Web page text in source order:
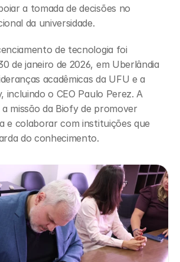
a tomada de decisões no
da universidade.
de tecnologia foi
de janeiro de 2026, em Uberlândia
acadêmicas da UFU e a
incluindo o CEO Paulo Perez. A
missão da Biofy de promover
e colaborar com instituições que
do conhecimento.